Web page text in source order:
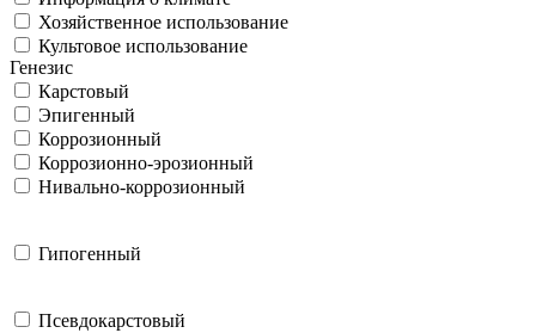
Хозяйственное использование
Культовое использование
Генезис
Карстовый
Эпигенный
Коррозионный
Коррозионно-эрозионный
Нивально-коррозионный
Гипогенный
Псевдокарстовый